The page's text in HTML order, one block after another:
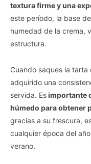
textura firme y una
este período, la base
humedad de la crema,
estructura.
Cuando saques la
adquirido una
servida. Esimportante
húmedo para obtener
gracias a su frescura,
cualquier época del
verano.